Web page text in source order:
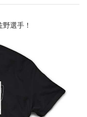
選手！